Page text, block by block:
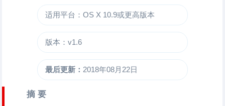
适用平台：OS X 10.9或更高版本
版本：v1.6
最后更新： 2018年08月22日
摘 要